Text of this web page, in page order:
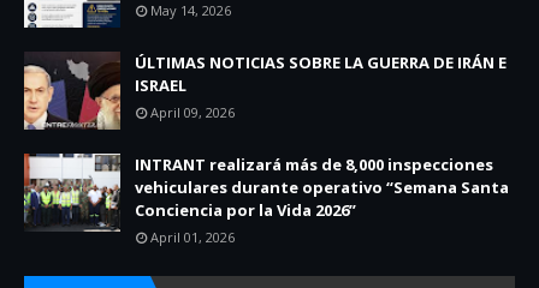
May 14, 2026
ÚLTIMAS NOTICIAS SOBRE LA GUERRA DE IRÁN E
ISRAEL
April 09, 2026
INTRANT realizará más de 8,000 inspecciones
vehiculares durante operativo “Semana Santa
Conciencia por la Vida 2026”
April 01, 2026